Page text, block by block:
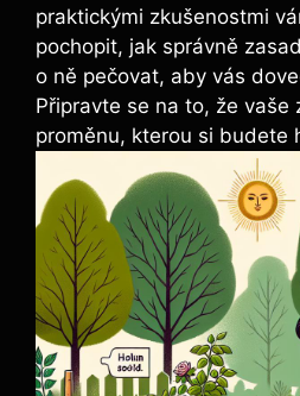
⁤praktickými zkušenostmi
pochopit, ⁢jak⁣ správně
o ně ⁣pečovat, aby vás‌
Připravte se na to, že⁢ vaše
proměnu, ⁤kterou si budete